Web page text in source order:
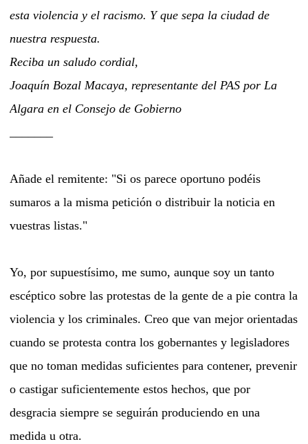
esta violencia y el racismo. Y que sepa la ciudad de
nuestra respuesta.
Reciba un saludo cordial,
Joaquín Bozal Macaya, representante del PAS por La
Algara en el Consejo de Gobierno
Añade el remitente: "Si os parece oportuno podéis
sumaros a la misma petición o distribuir la noticia en
vuestras listas."
Yo, por supuestísimo, me sumo, aunque soy un tanto
escéptico sobre las protestas de la gente de a pie contra la
violencia y los criminales. Creo que van mejor orientadas
cuando se protesta contra los gobernantes y legisladores
que no toman medidas suficientes para contener, prevenir
o castigar suficientemente estos hechos, que por
desgracia siempre se seguirán produciendo en una
medida u otra.